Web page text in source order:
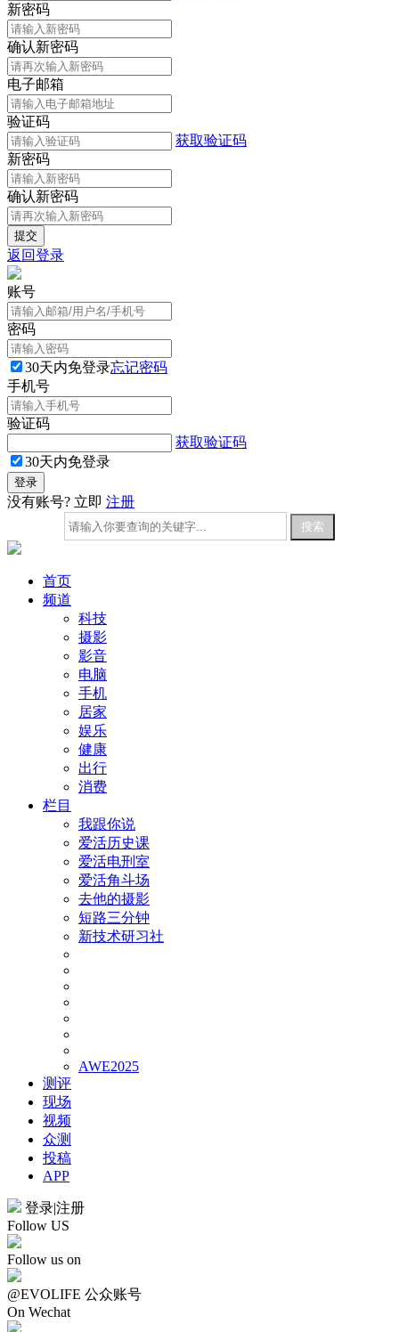
新密码
确认新密码
电子邮箱
验证码
获取验证码
新密码
确认新密码
返回登录
账号
密码
30天内免登录忘记密码
手机号
验证码
获取验证码
30天内免登录
没有账号? 立即 注册
首页
频道
科技
摄影
影音
电脑
手机
居家
娱乐
健康
出行
消费
栏目
我跟你说
爱活历史课
爱活电刑室
爱活角斗场
去他的摄影
短路三分钟
新技术研习社
AWE2025
测评
现场
视频
众测
投稿
APP
登录|注册
Follow US
Follow us on
@EVOLIFE 公众账号
On Wechat